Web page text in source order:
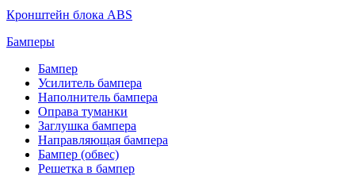
Кронштейн блока ABS
Бамперы
Бампер
Усилитель бампера
Наполнитель бампера
Оправа туманки
Заглушка бампера
Направляющая бампера
Бампер (обвес)
Решетка в бампер